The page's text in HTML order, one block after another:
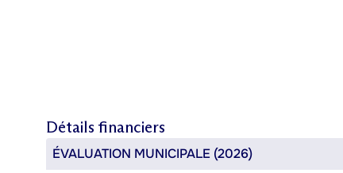
Détails financiers
ÉVALUATION MUNICIPALE (2026)